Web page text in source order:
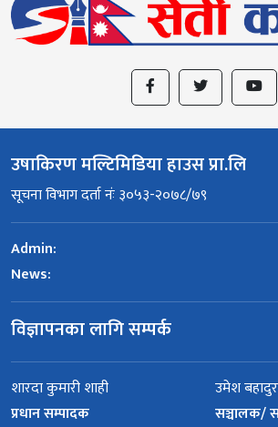
उषाकिरण मल्टिमिडिया हाउस प्रा.लि
सूचना विभाग दर्ता नंः ३०५३-२०७८/७९
Admin:
News:
विज्ञापनका लागि सम्पर्क
शारदा कुमारी शाही
प्रधान सम्पादक
उमेश
सञ्चालक/